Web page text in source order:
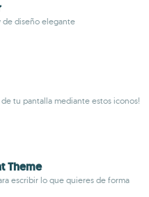
de diseño elegante
de tu pantalla mediante estos iconos!
Theme
escribir lo que quieres de forma